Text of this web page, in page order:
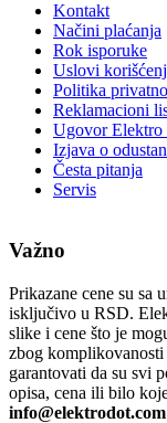
Kontakt
Načini plaćanja
Rok isporuke
Uslovi
Politika
Reklamacioni
Ugovor Elektro
Izjava o
Česta pitanja
Servis
Važno
Prikazane cene su sa
isključivo u RSD.
slike i cene što je
zbog komplikovanosti
garantovati da su svi
opisa, cena ili bilo
info@elektrodot.com